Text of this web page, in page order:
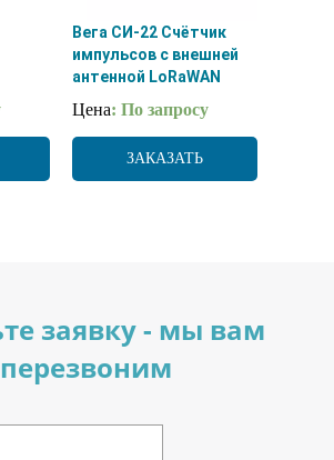
Вега СИ-22 Счётчик
импульсов с внешней
антенной LoRaWAN
Цена: По запросу
ЗАКАЗАТЬ
заявку - мы вам
перезвоним